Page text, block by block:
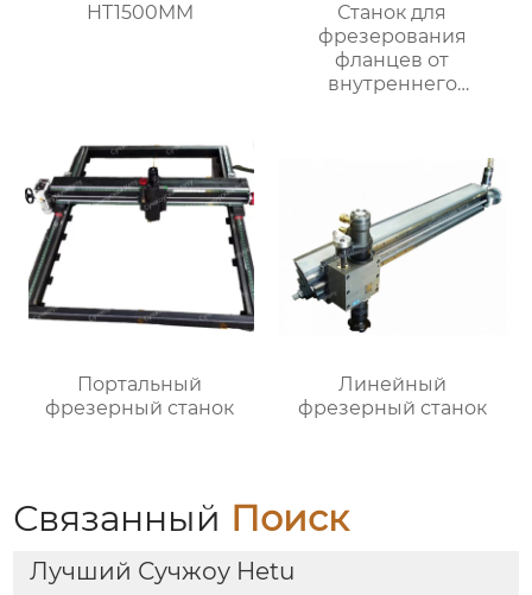
HT1500MM
Станок для
фрезерования
фланцев от
внутреннего
Портальный
фрезерный станок
Линейный
фрезерный станок
Связанный Поиск
Лучший Сучжоу Hetu